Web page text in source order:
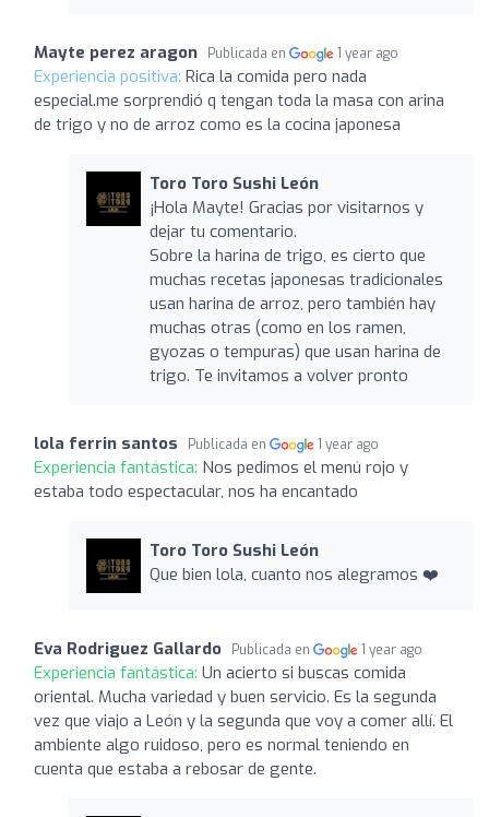
Mayte perez aragon Publicada en 1 year ago
Experiencia positiva: Rica la comida pero nada
especial.me sorprendió q tengan toda la masa con arina
de trigo y no de arroz como es la cocina japonesa
Toro Toro Sushi León
¡Hola Mayte! Gracias por visitarnos y
dejar tu comentario.
Sobre la harina de trigo, es cierto que
muchas recetas japonesas tradicionales
usan harina de arroz, pero también hay
muchas otras (como en los ramen,
gyozas o tempuras) que usan harina de
trigo. Te invitamos a volver pronto
lola ferrin santos Publicada en 1 year ago
Experiencia fantástica: Nos pedimos el menú rojo y
estaba todo espectacular, nos ha encantado
Toro Toro Sushi León
Que bien lola, cuanto nos alegramos ❤️
Eva Rodriguez Gallardo Publicada en 1 year ago
Experiencia fantástica: Un acierto si buscas comida
oriental. Mucha variedad y buen servicio. Es la segunda
vez que viajo a León y la segunda que voy a comer allí. El
ambiente algo ruidoso, pero es normal teniendo en
cuenta que estaba a rebosar de gente.